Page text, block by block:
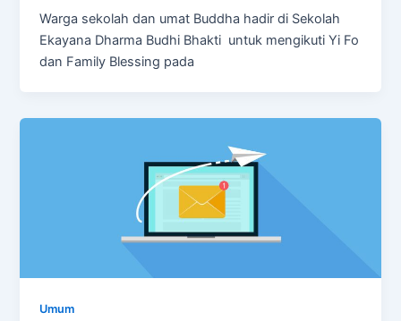
Warga sekolah dan umat Buddha hadir di Sekolah
Ekayana Dharma Budhi Bhakti untuk mengikuti Yi Fo
dan Family Blessing pada
Umum